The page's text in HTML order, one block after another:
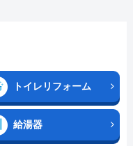
トイレリフォーム
給湯器